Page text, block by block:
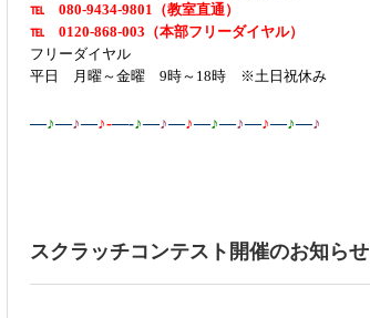
℡ 080-9434-9801（教室直通）
℡ 0120-868-003（本部フリーダイヤル）
フリーダイヤル
平日 月曜～金曜 9時～18時 ※土日祝休み
—♪—♪—♪-—-♪—♪—♪—♪—♪—♪—♪—♪
スクラッチコンテスト開催のお知らせ